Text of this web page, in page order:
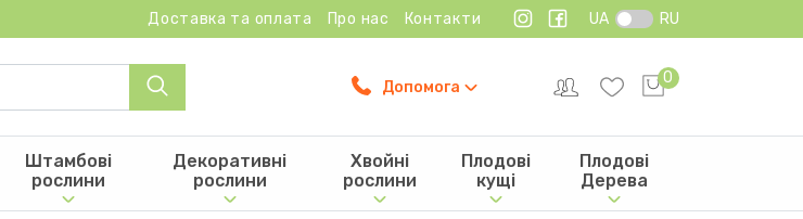
Доставка та оплата Про нас Контакти UA RU
Допомога
0
Штамбові
рослини
Декоративні
рослини
Хвойні
рослини
Плодові
кущі
Плодові
Дерева